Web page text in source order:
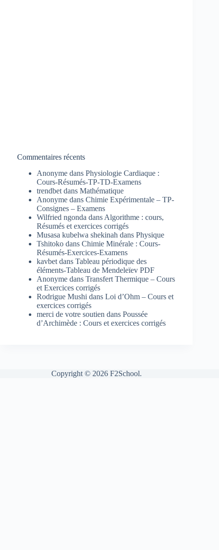
Commentaires récents
Anonyme dans Physiologie Cardiaque :
Cours-Résumés-TP-TD-Examens
trendbet dans Mathématique
Anonyme dans Chimie Expérimentale – TP-
Consignes – Examens
Wilfried ngonda dans Algorithme : cours,
Résumés et exercices corrigés
Musasa kubelwa shekinah dans Physique
Tshitoko dans Chimie Minérale : Cours-
Résumés-Exercices-Examens
kavbet dans Tableau périodique des
éléments-Tableau de Mendeleïev PDF
Anonyme dans Transfert Thermique – Cours
et Exercices corrigés
Rodrigue Mushi dans Loi d’Ohm – Cours et
exercices corrigés
merci de votre soutien dans Poussée
d’Archimède : Cours et exercices corrigés
Copyright © 2026 F2School.